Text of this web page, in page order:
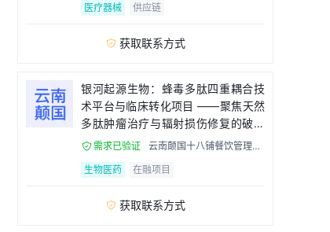
医疗器械
供应链
 获取联系方式
银河起源生物：蜂毒多肽四重耦合技
术平台与临床转化项目 ——聚焦天然
多肽肿瘤治疗与辐射损伤修复的破局
者
 需求已验证
云南颠国十八铺餐饮管理有
生物医药
在融项目
 获取联系方式